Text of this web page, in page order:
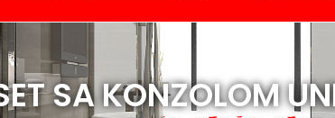
SA KONZOLOM